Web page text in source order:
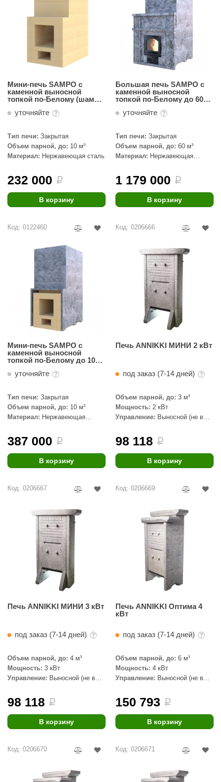
камень
камень
ecology
Design
KERN
Мини-печь SAMPO c
каменной выносной
топкой по-Белому (шамот)
уточняйте
Тип печи: Закрытая
Объем парной, до: 10 м³
Материал: Нержавеющая сталь
232 000 i
В корзину
Большая печь SAMPO c
каменной выносной
топкой по-Белому до 60
уточняйте
Тип печи: Закрытая
Объем парной, до: 60 м³
Материал: Нержавеющая
1 179 000 i
В корзину
Код: 0122460
Мини-печь SAMPO c
каменной выносной
топкой по-Белому до 10
уточняйте
Тип печи: Закрытая
Объем парной, до: 10 м³
Материал: Нержавеющая
387 000 i
В корзину
Код: 0206666
Печь ANNIKKI МИНИ 2 кВт
под заказ (7-14 дней)
Объем парной, до: 3 м³
Мощность: 2 кВт
Управление: Выносной (не в
98 118 i
В корзину
Код: 0206667
Печь ANNIKKI МИНИ 3 кВт
под заказ (7-14 дней)
Объем парной, до: 4 м³
Мощность: 3 кВт
Управление: Выносной (не в
98 118 i
В корзину
Код: 0206669
Печь ANNIKKI Оптима 4
кВт
под заказ (7-14 дней)
Объем парной, до: 6 м³
Мощность: 4 кВт
Управление: Выносной (не в
150 793 i
В корзину
Код: 0206670 Код: 0206671